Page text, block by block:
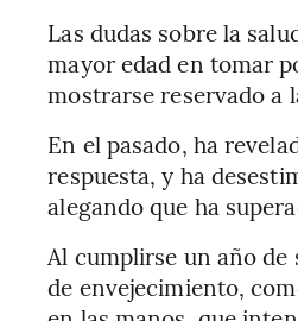
Las dudas sobre la
mayor edad en tomar
mostrarse reservado a
En el pasado, ha
respuesta, y ha
alegando que ha
Al cumplirse un año
de envejecimiento,